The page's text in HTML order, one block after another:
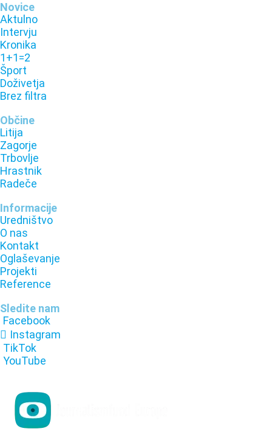
Novice
Aktulno
Intervju
Kronika
1+1=2
Šport
Doživetja
Brez filtra
Občine
Litija
Zagorje
Trbovlje
Hrastnik
Radeče
Informacije
Uredništvo
O nas
Kontakt
Oglaševanje
Projekti
Reference
Sledite nam
Facebook
Instagram
TikTok
YouTube